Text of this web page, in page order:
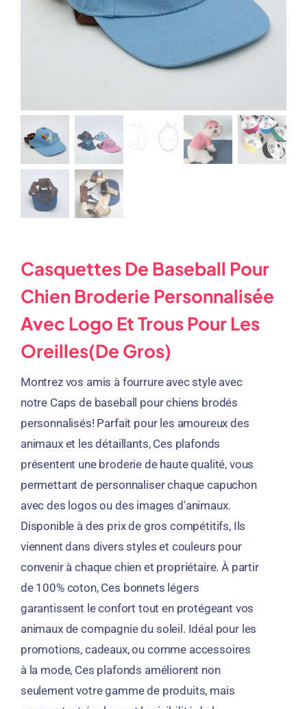
Casquettes De Baseball Pour
Chien Broderie Personnalisée
Avec Logo Et Trous Pour Les
Oreilles(de Gros)
Montrez vos amis à fourrure avec style avec
notre Caps de baseball pour chiens brodés
personnalisés! Parfait pour les amoureux des
animaux et les détaillants, Ces plafonds
présentent une broderie de haute qualité, vous
permettant de personnaliser chaque capuchon
avec des logos ou des images d'animaux.
Disponible à des prix de gros compétitifs, Ils
viennent dans divers styles et couleurs pour
convenir à chaque chien et propriétaire. À partir
de 100% coton, Ces bonnets légers
garantissent le confort tout en protégeant vos
animaux de compagnie du soleil. Idéal pour les
promotions, cadeaux, ou comme accessoires
à la mode, Ces plafonds améliorent non
seulement votre gamme de produits, mais